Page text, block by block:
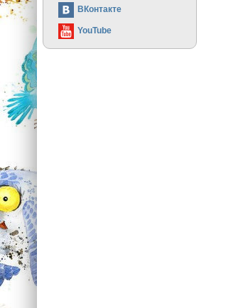
ВКонтакте
YouTube